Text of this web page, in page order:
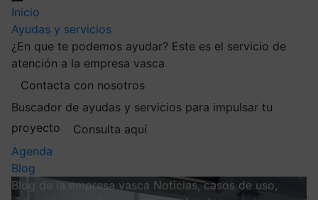
Inicio
Ayudas y servicios
¿En que te podemos ayudar? Este es el servicio de
atención a la empresa vasca
Contacta con nosotros
Buscador de ayudas y servicios para impulsar tu
proyecto
Consulta aquí
Agenda
Blog
Blog de la empresa vasca Noticias, casos de uso,